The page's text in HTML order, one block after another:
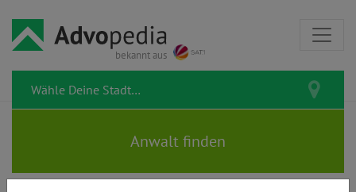
bekannt aus